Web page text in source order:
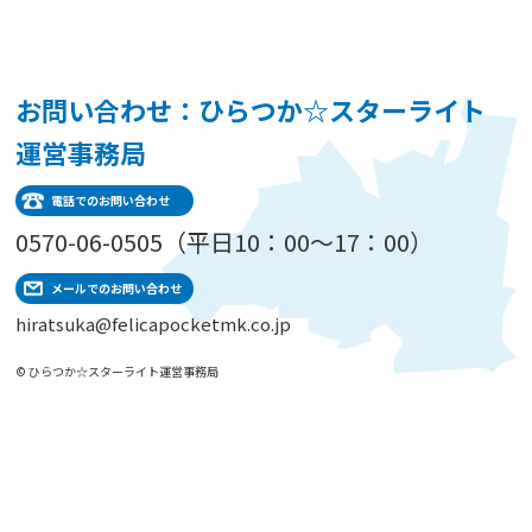
お問い合わせ：ひらつか☆スターライト
運営事務局
電話でのお問い合わせ
0570-06-0505（平日10：00～17：00）
メールでのお問い合わせ
hiratsuka@felicapocketmk.co.jp
© ひらつか☆スターライト運営事務局